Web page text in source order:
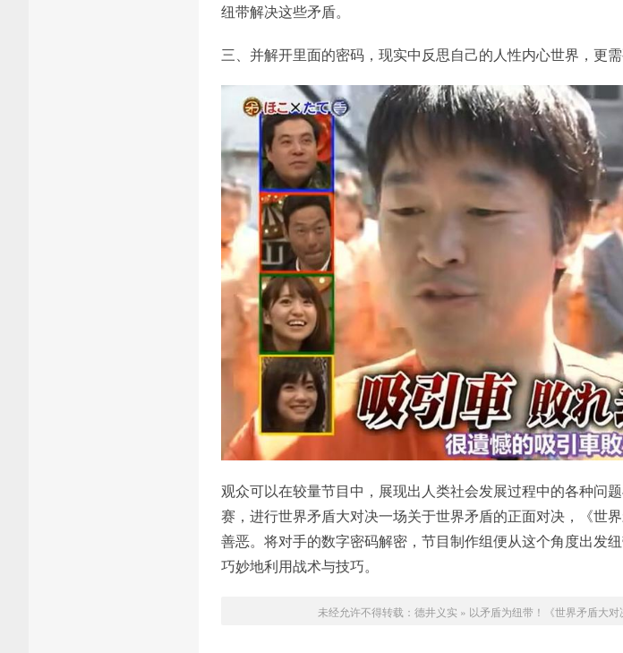
纽带解决这些矛盾。
三、并解开里面的密码，现实中反思自己的人性内心世界，更
观众可以在较量节目中，展现出人类社会发展过程中的各种问
赛，进行世界矛盾大对决一场关于世界矛盾的正面对决，《世
善恶。将对手的数字密码解密，节目制作组便从这个角度出发
巧妙地利用战术与技巧。
未经允许不得转载： 德井义实 » 以矛盾为纽带！《世界矛盾大